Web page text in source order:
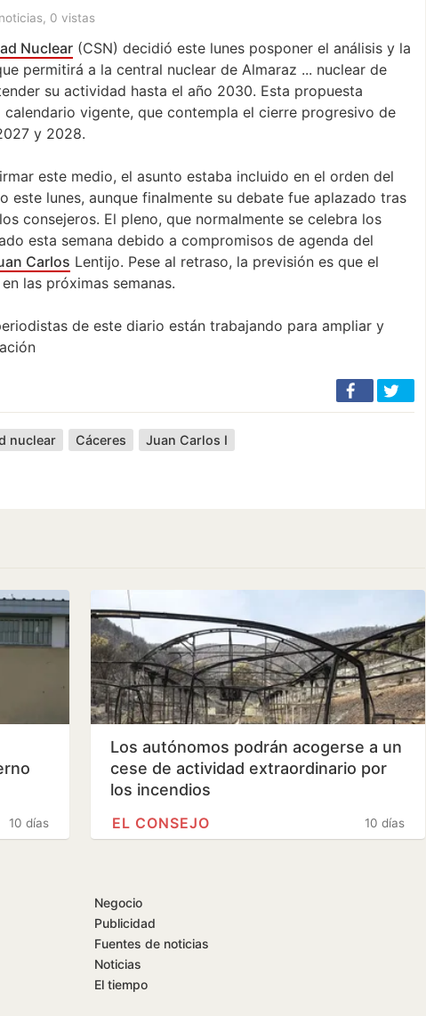
0 vistas
Nuclear (CSN) decidió este lunes posponer el análisis y la
permitirá a la central nuclear de Almaraz ... nuclear de
su actividad hasta el año 2030. Esta propuesta
vigente, que contempla el cierre progresivo de
y 2028.
este medio, el asunto estaba incluido en el orden del
este lunes, aunque finalmente su debate fue aplazado tras
consejeros. El pleno, que normalmente se celebra los
esta semana debido a compromisos de agenda del
Carlos Lentijo. Pese al retraso, la previsión es que el
las próximas semanas.
de este diario están trabajando para ampliar y
nuclear Cáceres Juan Carlos I
10 días
Los autónomos podrán acogerse a un
cese de actividad extraordinario por
los incendios
10 días
EL CONSEJO
Negocio
Publicidad
Fuentes de noticias
Noticias
El tiempo